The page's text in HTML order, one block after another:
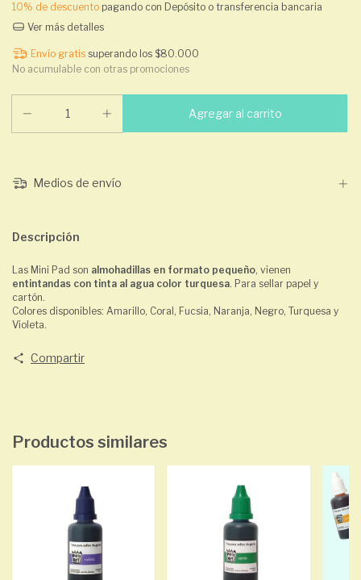
10% de descuento pagando con Depósito o transferencia bancaria
Ver más detalles
Envío gratis superando los $80.000
No acumulable con otras promociones
Medios de envío
Descripción
Las Mini Pad son almohadillas en formato pequeño , vienen
entintandas con tinta al agua color turquesa . Para sellar papel y
cartón.
Colores disponibles: Amarillo, Coral, Fucsia, Naranja, Negro, Turquesa y
Violeta.
Compartir
Productos similares